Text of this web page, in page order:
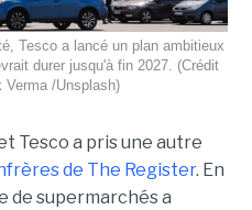
Tesco a lancé un plan ambitieux
durer jusqu'à fin 2027. (Crédit
Verma /Unsplash)
Tesco a pris une autre
de The Register. En
de supermarchés a